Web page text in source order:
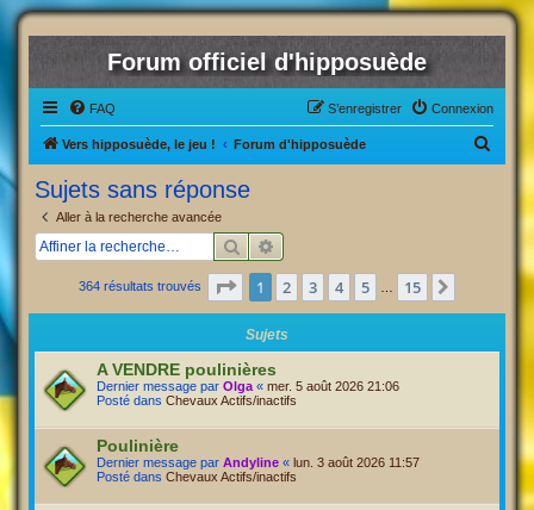
Forum officiel d'hipposuède
FAQ Connexion
S’enregistrer
Vers hipposuède, le jeu ! Forum d'hipposuède
c
Sujets sans réponse
Aller à la recherche avancée
Rechercher
364 résultats trouvés Page 1sur15
1 2 3 4 5 15
Sujets
A VENDRE poulinières
Dernier message par Olga « mer. 5 août 2026 21:06
Posté dans Chevaux Actifs/inactifs
Poulinière
Dernier message par Andyline « lun. 3 août 2026 11:57
Posté dans Chevaux Actifs/inactifs